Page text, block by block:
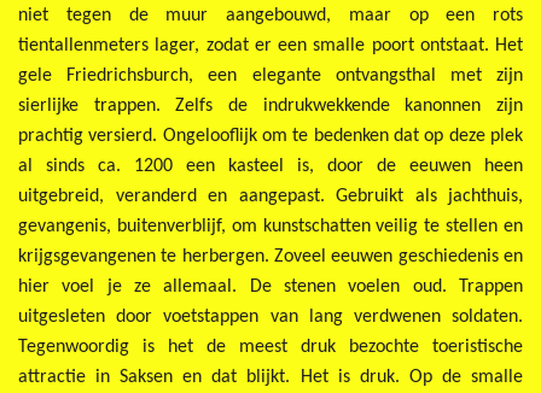
niet tegen de muur aangebouwd, maar op een rots
tientallenmeters lager, zodat er een smalle poort ontstaat. Het
gele Friedrichsburch, een elegante ontvangsthal met zijn
sierlijke trappen. Zelfs de indrukwekkende kanonnen zijn
prachtig versierd. Ongelooflijk om te bedenken dat op deze plek
al sinds ca. 1200 een kasteel is, door de eeuwen heen
uitgebreid, veranderd en aangepast. Gebruikt als jachthuis,
gevangenis, buitenverblijf, om kunstschatten veilig te stellen en
krijgsgevangenen te herbergen. Zoveel eeuwen geschiedenis en
hier voel je ze allemaal. De stenen voelen oud. Trappen
uitgesleten door voetstappen van lang verdwenen soldaten.
Tegenwoordig is het de meest druk bezochte toeristische
attractie in Saksen en dat blijkt. Het is druk. Op de smalle